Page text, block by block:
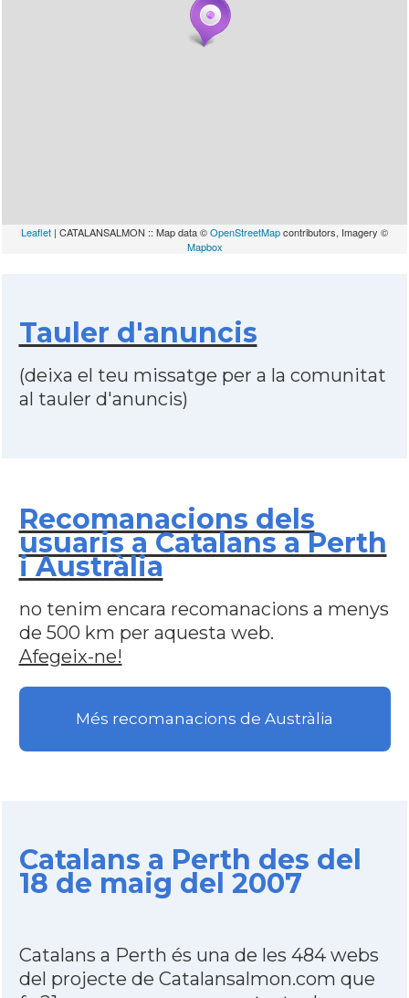
Leaflet | CATALANSALMON :: Map data ©OpenStreetMapcontributors, Imagery ©
Mapbox
Tauler d'anuncis
(deixa el teu missatge per a la comunitat
al tauler d'anuncis)
Recomanacions dels
usuaris a Catalans a Perth
i Austràlia
no tenim encara recomanacions a menys
de 500 km per aquesta web.
Afegeix-ne!
Més recomanacions de Austràlia
Catalans a Perth des del
18 de maig del 2007
Catalans a Perth és una de les 484 webs
del projecte de Catalansalmon.com que